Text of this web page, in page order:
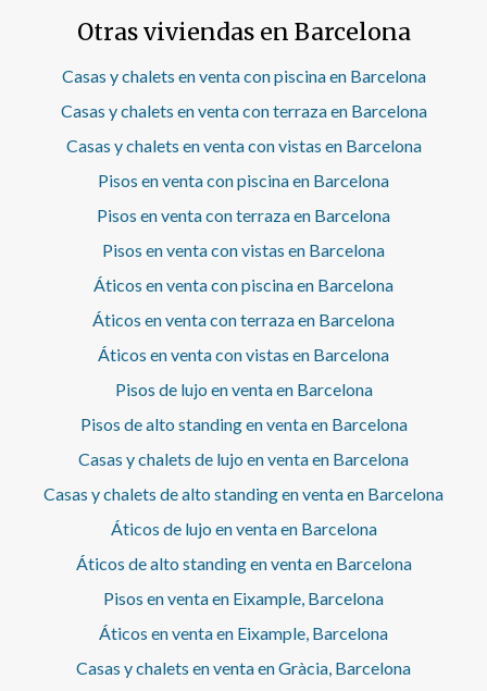
hidráulicos. Sus techos altos restaurados aportan una
distribución está pensada para ofrecer amplitud y
una cocina de diseño abierto con isla central y
electrodomésticos integrados de alta gama, que se
conecta de forma natural con un amplio salón-comedor
de 50m2 bañado de luz natural y con salida directa al
baños completos, ofreciendo espacios versátiles ideales
tanto para familias como para quienes buscan combinar
Una joya arquitectónica cuidadosamente actualizada, que
conserva el alma de la ciudad y ofrece todas las
dudes en solicitar una visita.
Otras viviendas en Barcelona
Casas y chalets en venta con piscina en Barcelona
Casas y chalets en venta con terraza en Barcelona
Casas y chalets en venta con vistas en Barcelona
Pisos en venta con piscina en Barcelona
Pisos en venta con terraza en Barcelona
Pisos en venta con vistas en Barcelona
Áticos en venta con piscina en Barcelona
Áticos en venta con terraza en Barcelona
Áticos en venta con vistas en Barcelona
Pisos de lujo en venta en Barcelona
Pisos de alto standing en venta en Barcelona
Casas y chalets de lujo en venta en Barcelona
Casas y chalets de alto standing en venta en Barcelona
Áticos de lujo en venta en Barcelona
Áticos de alto standing en venta en Barcelona
Pisos en venta en Eixample, Barcelona
Áticos en venta en Eixample, Barcelona
Casas y chalets en venta en Gràcia, Barcelona